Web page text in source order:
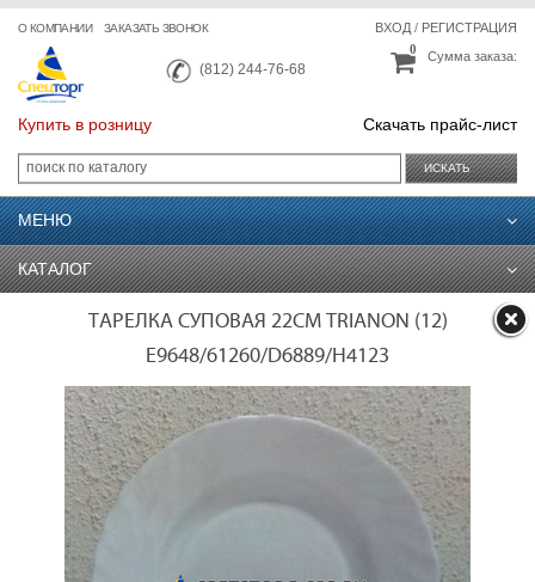
О КОМПАНИИ ЗАКАЗАТЬ ЗВОНОК
(812) 244-76-68
ВХОД/ РЕГИСТРАЦИЯ
Сумма заказа:
0
Купить в розницу Скачать прайс-лист
ИСКАТЬ
МЕНЮ
КАТАЛОГ
ТАРЕЛКА СУПОВАЯ 22СМ TRIANON (12)
E9648/61260/D6889/H4123